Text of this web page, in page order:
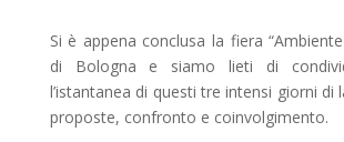
Si è appena conclusa la fiera
di Bologna e siamo lieti di
l’istantanea di questi tre intensi giorni di
proposte, confronto e coinvolgimento.